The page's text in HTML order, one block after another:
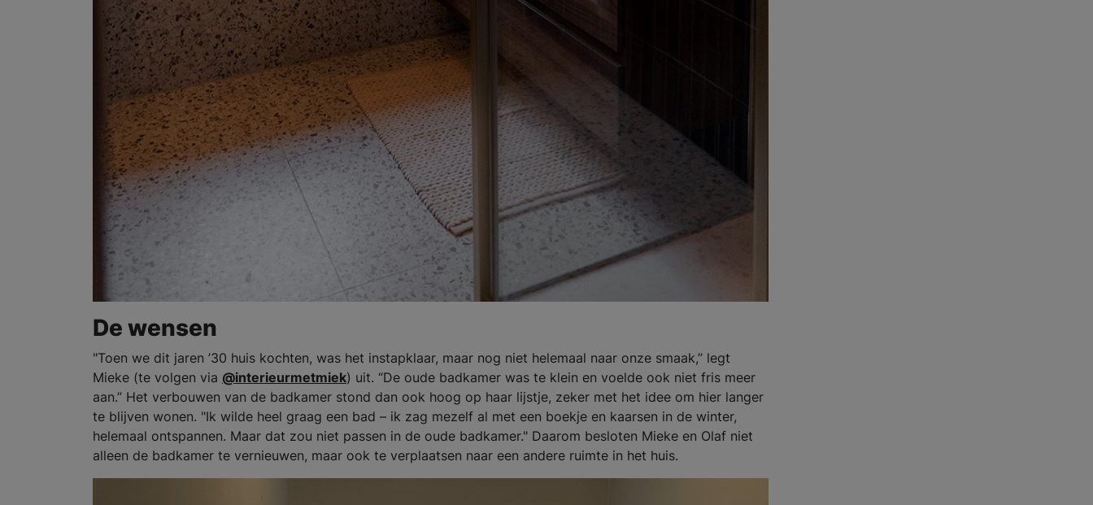
De wensen
"Toen we dit jaren ’30 huis kochten, was het instapklaar, maar nog niet helemaal naar onze smaak,” legt
Mieke (te volgen via @interieurmetmiek) uit. “De oude badkamer was te klein en voelde ook niet fris meer
aan.” Het verbouwen van de badkamer stond dan ook hoog op haar lijstje, zeker met het idee om hier langer
te blijven wonen. "Ik wilde heel graag een bad – ik zag mezelf al met een boekje en kaarsen in de winter,
helemaal ontspannen. Maar dat zou niet passen in de oude badkamer." Daarom besloten Mieke en Olaf niet
alleen de badkamer te vernieuwen, maar ook te verplaatsen naar een andere ruimte in het huis.